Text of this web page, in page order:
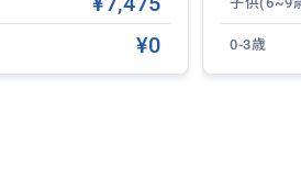
インドシナ戦争でフランスとアメ
¥0 0-3歳